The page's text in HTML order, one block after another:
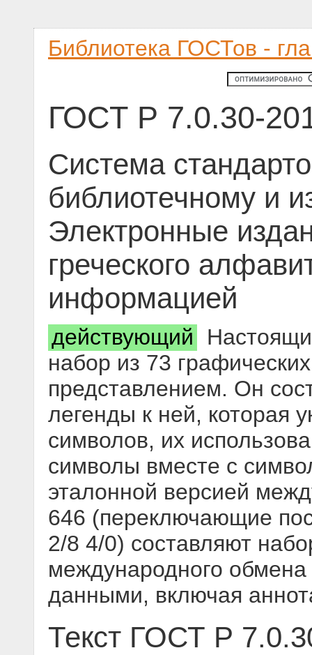
Библиотека ГОСТов -
ГОСТ Р 7.0.30-
Система
библиотечному и
Электронные
греческого
информацией
действующий
набор из 73
представлением. Он
легенды к ней, которая
символов, их
символы вместе с
эталонной версией
646 (переключающие
2/8 4/0) составляют
международного
данными, включая
Текст ГОСТ Р